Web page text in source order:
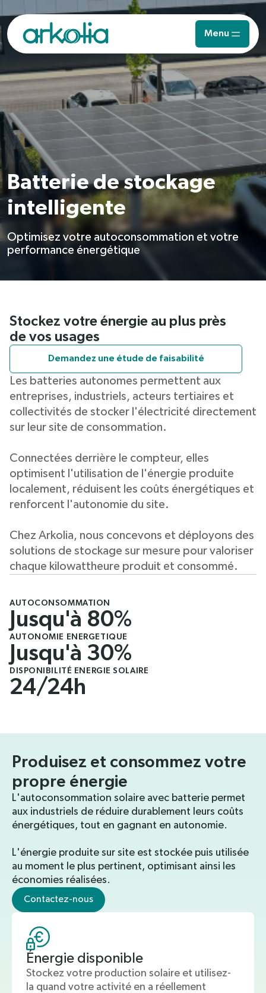
Saut au contenu principal
Menu
Batterie de stockage
intelligente
Optimisez votre autoconsommation et votre
performance énergétique
Stockez votre énergie au plus près
de vos usages
Demandez une étude de faisabilité
Les batteries autonomes permettent aux
entreprises, industriels, acteurs tertiaires et
collectivités de stocker l'électricité directement
sur leur site de consommation.
Connectées derrière le compteur, elles
optimisent l'utilisation de l'énergie produite
localement, réduisent les coûts énergétiques et
renforcent l'autonomie du site.
Chez Arkolia, nous concevons et déployons des
solutions de stockage sur mesure pour valoriser
chaque kilowattheure produit et consommé.
AUTOCONSOMMATION
Jusqu'à 80%
AUTONOMIE ENERGETIQUE
Jusqu'à 30%
DISPONIBILITÉ ENERGIE SOLAIRE
24/24h
Produisez et consommez votre
propre énergie
L'autoconsommation solaire avec batterie permet
aux industriels de réduire durablement leurs coûts
énergétiques, tout en gagnant en autonomie.
L'énergie produite sur site est stockée puis utilisée
au moment le plus pertinent, optimisant ainsi les
économies réalisées.
Contactez-nous
Énergie disponible
Stockez votre production solaire et utilisez-
la quand votre activité en a réellement